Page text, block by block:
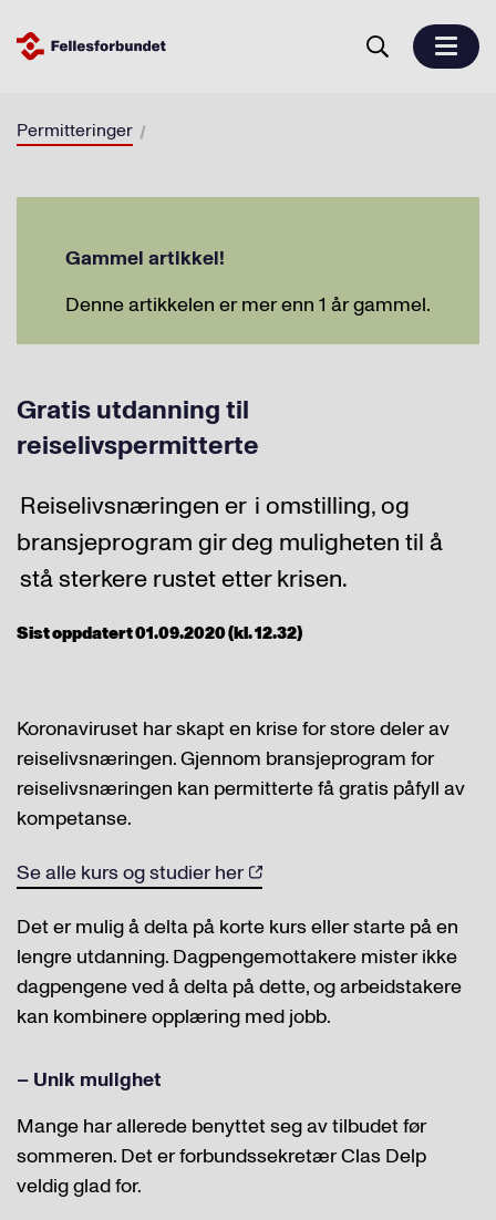
Permitteringer
Gammel artikkel!
Denne artikkelen er mer enn 1 år gammel.
Gratis utdanning til
reiselivspermitterte
Reiselivsnæringen er i omstilling, og
bransjeprogram gir deg muligheten til å
stå sterkere rustet etter krisen.
Sist oppdatert 01.09.2020 (kl. 12.32)
Koronaviruset har skapt en krise for store deler av
reiselivsnæringen. Gjennom bransjeprogram for
reiselivsnæringen kan permitterte få gratis påfyll av
kompetanse.
Se alle kurs og studier her
Det er mulig å delta på korte kurs eller starte på en
lengre utdanning. Dagpengemottakere mister ikke
dagpengene ved å delta på dette, og arbeidstakere
kan kombinere opplæring med jobb.
– Unik mulighet
Mange har allerede benyttet seg av tilbudet før
sommeren. Det er forbundssekretær Clas Delp
veldig glad for.